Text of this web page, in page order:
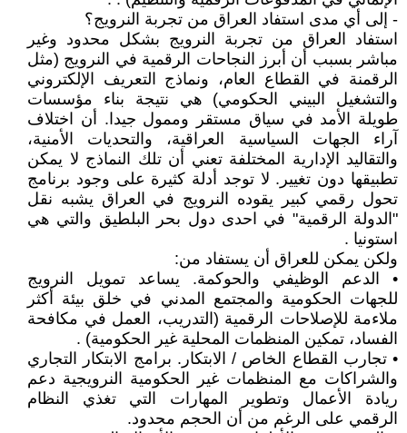
- إلى أي مدى استفاد العراق من تجربة النرويج؟
استفاد العراق من تجربة النرويج بشكل محدود وغير
مباشر بسبب أن أبرز النجاحات الرقمية في النرويج (مثل
الرقمنة في القطاع العام، ونماذج التعريف الإلكتروني
والتشغيل البيني الحكومي) هي نتيجة بناء مؤسسات
طويلة الأمد في سياق مستقر وممول جيدا. أن اختلاف
آراء الجهات السياسية العراقية، والتحديات الأمنية،
والتقاليد الإدارية المختلفة تعني أن تلك النماذج لا يمكن
تطبيقها دون تغيير. لا توجد أدلة كثيرة على وجود برنامج
تحول رقمي كبير يقوده النرويج في العراق يشبه نقل
"الدولة الرقمية" في احدى دول بحر البلطيق والتي هي
استونيا .
ولكن يمكن للعراق أن يستفاد من:
• الدعم الوظيفي والحوكمة. يساعد تمويل النرويج
للجهات الحكومية والمجتمع المدني في خلق بيئة أكثر
ملاءمة للإصلاحات الرقمية (التدريب، العمل في مكافحة
الفساد، تمكين المنظمات المحلية غير الحكومية) .
• تجارب القطاع الخاص / الابتكار. برامج الابتكار التجاري
والشراكات مع المنظمات غير الحكومية النرويجية دعم
ريادة الأعمال وتطوير المهارات التي تغذي النظام
الرقمي على الرغم من أن الحجم محدود.